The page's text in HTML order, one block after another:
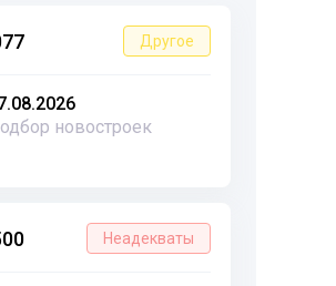
Другое
новостроек
Неадекваты